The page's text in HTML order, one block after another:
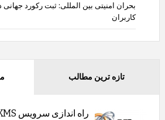
بحران امنیتی بین المللی: ثبت رکورد
کاربران
تازه ترین مطالب